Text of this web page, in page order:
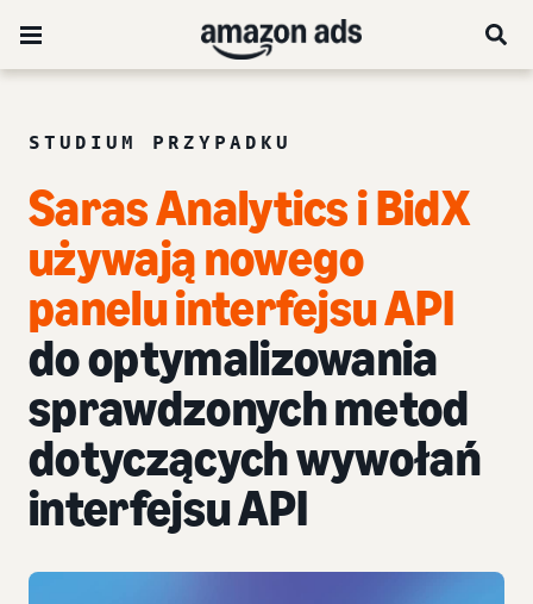
STUDIUM PRZYPADKU
Saras Analytics i BidX
używają nowego
panelu interfejsu API
do optymalizowania
sprawdzonych metod
dotyczących wywołań
interfejsu API